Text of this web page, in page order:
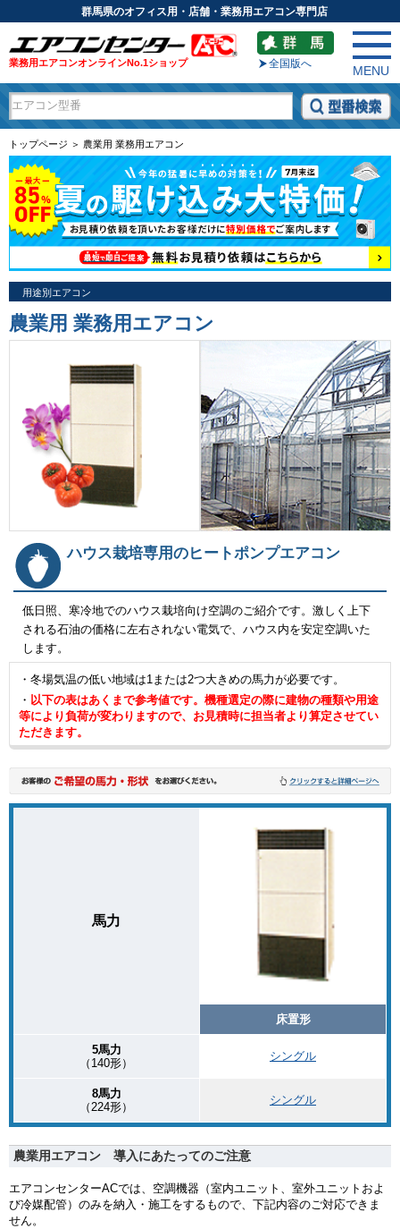
群馬県のオフィス用・店舗・業務用エアコン専門店
業務用エアコンオンラインNo.1ショップ 全国版へ
MENU
トップページ ＞ 農業用 業務用エアコン
用途別エアコン
農業用 業務用エアコン
ハウス栽培専用のヒートポンプエアコン
低日照、寒冷地でのハウス栽培向け空調のご紹介です。激しく上下
される石油の価格に左右されない電気で、ハウス内を安定空調いた
します。
・冬場気温の低い地域は1または2つ大きめの馬力が必要です。
・ 以下の表はあくまで参考値です。機種選定の際に建物の種類や用途
等により負荷が変わりますので、お見積時に担当者より算定させてい
ただきます。
馬力
床置形
5馬力
（140形）
シングル
8馬力
（224形）
シングル
農業用エアコン 導入にあたってのご注意
エアコンセンターACでは、空調機器（室内ユニット、室外ユニットおよ
び冷媒配管）のみを納入・施工をするもので、下記内容のご対応できま
せん。